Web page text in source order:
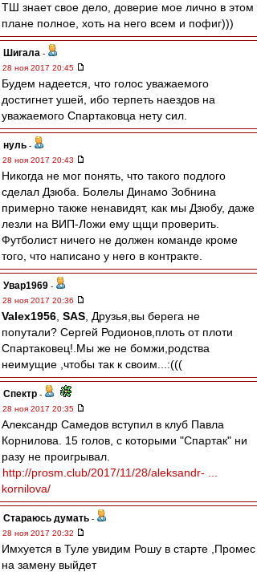
ТШ знает свое дело, доверие мое лично в этом
плане полное, хоть на него всем и пофиг)))
Шигала -
28 ноя 2017 20:45
Будем надеется, что голос уважаемого
достигнет ушей, ибо терпеть наездов на
уважаемого Спартаковца нету сил.
нуль -
28 ноя 2017 20:43
Никогда не мог понять, что такого подлого
сделал Дзюба. Болелы Динамо Зобнина
примерно также ненавидят, как мы Дзюбу, даже
лезли на ВИП-Ложи ему щщи проверить.
Футболист ничего не должен команде кроме
того, что написано у него в контракте.
Увар1969 -
28 ноя 2017 20:36
Valex1956 SAS , Друзья,вы берега не
попутали? Сергей Родионов,плоть от плоти
Спартаковец!.Мы же не бомжи,родства
неимущие ,чтобы так к своим...:(((
Спектр -
28 ноя 2017 20:35
Александр Самедов вступил в клуб Павла
Корнилова. 15 голов, с которыми "Спартак" ни
разу не проигрывал.
http://prosm.club/2017/11/28/aleksandr- ...
kornilova/
Стараюсь думать -
28 ноя 2017 20:32
Имхуется в Туле увидим Рошу в старте ,Промес
на замену выйдет